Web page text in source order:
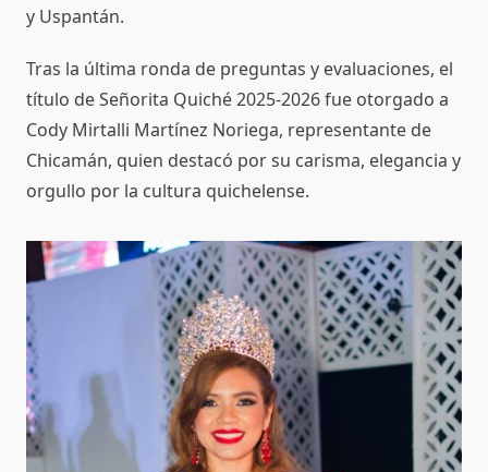
y Uspantán.
Tras la última ronda de preguntas y evaluaciones, el
título de Señorita Quiché 2025-2026 fue otorgado a
Cody Mirtalli Martínez Noriega, representante de
Chicamán, quien destacó por su carisma, elegancia y
orgullo por la cultura quichelense.